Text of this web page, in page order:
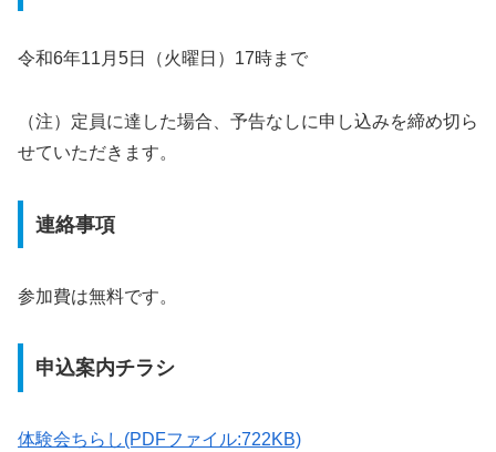
令和6年11月5日（火曜日）17時まで
（注）定員に達した場合、予告なしに申し込みを締め切ら
せていただきます。
連絡事項
参加費は無料です。
申込案内チラシ
体験会ちらし(PDFファイル:722KB)